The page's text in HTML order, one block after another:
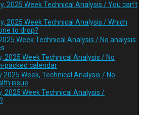
2025 Week Technical Analysis / You can’t
2025 Week Technical Analysis / Which
to drop?
Week Technical Analysis / No analysis
2025 Week Technical Analysis / No
packed calendar
2025 Week, Technical Analysis / No
issue
2025 Week Technical Analysis /